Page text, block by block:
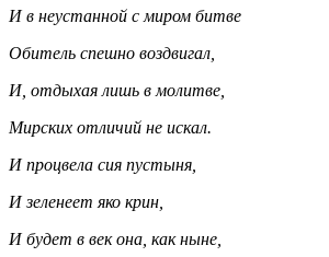
И в неустанной с миром битве
Обитель спешно воздвигал,
И, отдыхая лишь в молитве,
Мирских отличий не искал.
И процвела сия пустыня,
И зеленеет яко крин,
И будет в век она, как ныне,